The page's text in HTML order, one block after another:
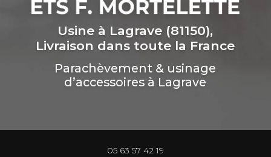
Usine à Lagrave (81150),
Livraison dans toute la France
Parachèvement & usinage
d’accessoires à Lagrave
05 63 57 42 19